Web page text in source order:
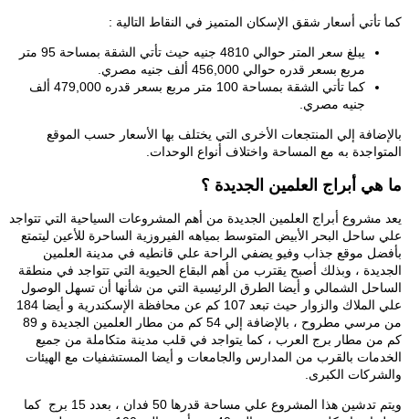
كما تأتي أسعار شقق الإسكان المتميز في النقاط التالية :
يبلغ سعر المتر حوالي 4810 جنيه حيث تأتي الشقة بمساحة 95 متر
مربع بسعر قدره حوالي 456,000 ألف جنيه مصري.
كما تأتي الشقة بمساحة 100 متر مربع بسعر قدره 479,000 ألف
جنيه مصري.
بالإضافة إلي المنتجعات الأخرى التي يختلف بها الأسعار حسب الموقع
المتواجدة به مع المساحة واختلاف أنواع الوحدات.
ما هي أبراج العلمين الجديدة ؟
يعد مشروع أبراج العلمين الجديدة من أهم المشروعات السياحية التي تتواجد
علي ساحل البحر الأبيض المتوسط بمياهه الفيروزية الساحرة للأعين ليتمتع
بأفضل موقع جذاب وفيو يضفي الراحة علي قانطيه في مدينة العلمين
الجديدة ، وبذلك أصبح يقترب من أهم البقاع الحيوية التي تتواجد في منطقة
الساحل الشمالي و أيضا الطرق الرئيسية التي من شأنها أن تسهل الوصول
علي الملاك والزوار حيث تبعد 107 كم عن محافظة الإسكندرية و أيضا 184
من مرسي مطروح ، بالإضافة إلي 54 كم من مطار العلمين الجديدة و 89
كم من مطار برج العرب ، كما يتواجد في قلب مدينة متكاملة من جميع
الخدمات بالقرب من المدارس والجامعات و أيضا المستشفيات مع الهيئات
والشركات الكبرى.
ويتم تدشين هذا المشروع علي مساحة قدرها 50 فدان ، بعدد 15 برج كما